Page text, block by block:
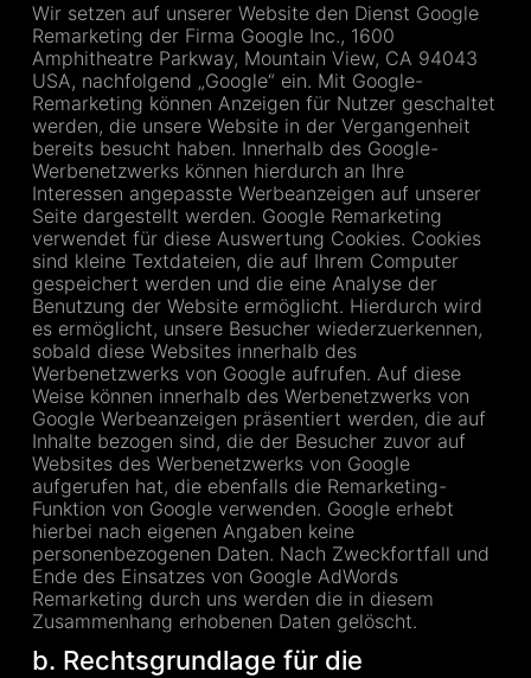
Wir setzen auf unserer Website den Dienst Google
Remarketing der Firma Google Inc., 1600
Amphitheatre Parkway, Mountain View, CA 94043
USA, nachfolgend „Google“ ein. Mit Google-
Remarketing können Anzeigen für Nutzer geschaltet
werden, die unsere Website in der Vergangenheit
bereits besucht haben. Innerhalb des Google-
Werbenetzwerks können hierdurch an Ihre
Interessen angepasste Werbeanzeigen auf unserer
Seite dargestellt werden. Google Remarketing
verwendet für diese Auswertung Cookies. Cookies
sind kleine Textdateien, die auf Ihrem Computer
gespeichert werden und die eine Analyse der
Benutzung der Website ermöglicht. Hierdurch wird
es ermöglicht, unsere Besucher wiederzuerkennen,
sobald diese Websites innerhalb des
Werbenetzwerks von Google aufrufen. Auf diese
Weise können innerhalb des Werbenetzwerks von
Google Werbeanzeigen präsentiert werden, die auf
Inhalte bezogen sind, die der Besucher zuvor auf
Websites des Werbenetzwerks von Google
aufgerufen hat, die ebenfalls die Remarketing-
Funktion von Google verwenden. Google erhebt
hierbei nach eigenen Angaben keine
personenbezogenen Daten. Nach Zweckfortfall und
Ende des Einsatzes von Google AdWords
Remarketing durch uns werden die in diesem
Zusammenhang erhobenen Daten gelöscht.
b. Rechtsgrundlage für die